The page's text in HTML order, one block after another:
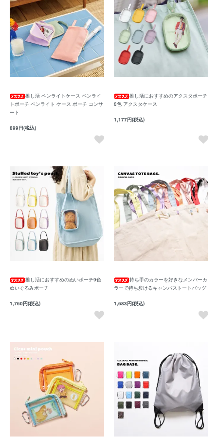
推し活 ペンライトケース ペンライ
トポーチ ペンライト ケース ポーチ コンサ
ート
899円(税込)
推し活におすすめのアクスタポーチ
8色 アクスタケース
1,177円(税込)
推し活におすすめのぬいポーチ9色
ぬいぐるみポーチ
1,760円(税込)
持ち手のカラーを好きなメンバーカ
ラーで持ち歩けるキャンバストートバッグ
1,683円(税込)